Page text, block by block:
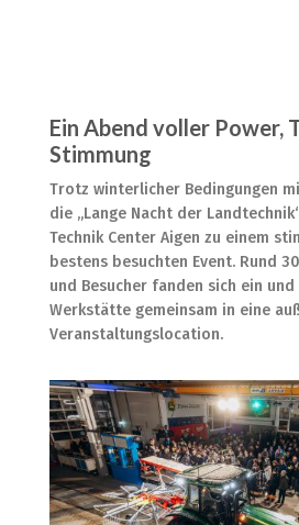
Ein Abend voller Power,
Stimmung
Trotz winterlicher Bedingungen
die „Lange Nacht der
Technik Center Aigen zu einem
bestens besuchten Event. Rund
und Besucher fanden sich ein
Werkstätte gemeinsam in eine
Veranstaltungslocation.